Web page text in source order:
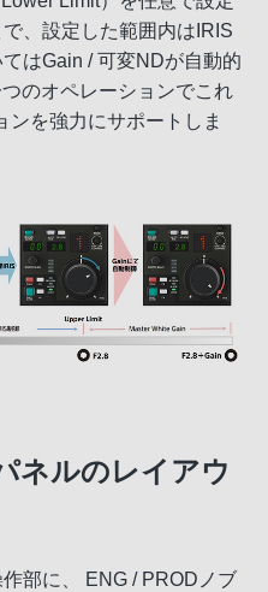
、設定した範囲内はIRIS
はGain / 可変NDが自動的
のオペレーションでこれ
ンを強力にサポートしま
ネルのレイアウ
部に、 ENG / PRODノブ